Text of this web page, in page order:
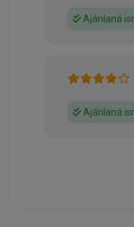
Ajánlaná
Ajánlaná